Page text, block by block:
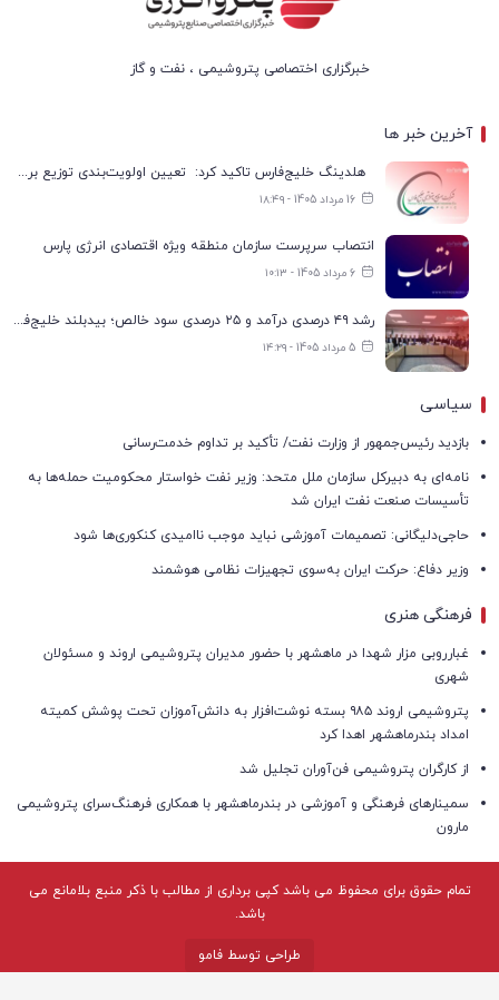
خبرگزاری اختصاصی پتروشیمی ، نفت و گاز
آخرین خبر ها
هلدینگ خلیج‌فارس تاکید کرد: تعیین اولویت‌بندی توزیع برق پتروشیمی‌ها، صرفا با شرکت ملی صنایع پتروشیمی ایران است
16 مرداد 1405 - ۱۸:۴۹
انتصاب سرپرست سازمان منطقه ویژه اقتصادی انرژی پارس
6 مرداد 1405 - ۱۰:۱۳
رشد ۴۹ درصدی درآمد و ۲۵ درصدی سود خالص؛ بیدبلند خلیج‌فارس سال ۱۴۰۴ را با رکوردهای جدید به پایان رساند
5 مرداد 1405 - ۱۴:۲۹
سیاسی
بازدید رئیس‌جمهور از وزارت نفت/ تأکید بر تداوم خدمت‌رسانی
نامه‌ای به دبیرکل سازمان ملل متحد: وزیر نفت خواستار محکومیت حمله‌ها به
تأسیسات صنعت نفت ایران شد
حاجی‌دلیگانی: تصمیمات آموزشی نباید موجب ناامیدی کنکوری‌ها شود
وزیر دفاع: حرکت ایران به‌سوی تجهیزات نظامی هوشمند
فرهنگی هنری
غبارروبی مزار شهدا در ماهشهر با حضور مدیران پتروشیمی اروند و مسئولان
شهری
پتروشیمی اروند ۹۸۵ بسته نوشت‌افزار به دانش‌آموزان تحت پوشش کمیته
امداد بندرماهشهر اهدا کرد
از کارگران پتروشیمی فن‌آوران تجلیل شد
سمینارهای فرهنگی و آموزشی در بندرماهشهر با همکاری فرهنگ‌سرای پتروشیمی
مارون
تمام حقوق برای محفوظ می باشد کپی برداری از مطالب با ذکر منبع بلامانع می
باشد.
طراحی توسط فامو